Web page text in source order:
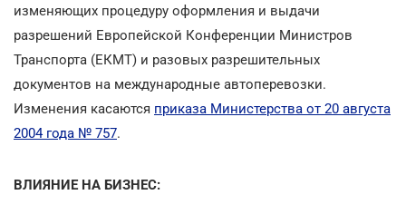
изменяющих процедуру оформления и выдачи
разрешений Европейской Конференции Министров
Транспорта (ЕКМТ) и разовых разрешительных
документов на международные автоперевозки.
Изменения касаются приказа Министерства от 20 августа
2004 года № 757.
ВЛИЯНИЕ НА БИЗНЕС: